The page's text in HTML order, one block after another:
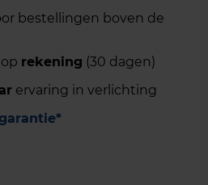
bestellingen boven de
rekening (30 dagen)
ervaring in verlichting